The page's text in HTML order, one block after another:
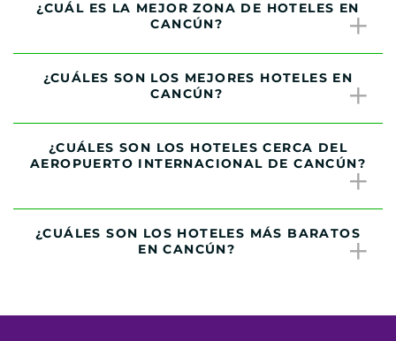
¿CUÁL ES LA MEJOR ZONA DE HOTELES EN
CANCÚN?
¿CUÁLES SON LOS MEJORES HOTELES EN
CANCÚN?
¿CUÁLES SON LOS HOTELES CERCA DEL
AEROPUERTO INTERNACIONAL DE CANCÚN?
¿CUÁLES SON LOS HOTELES MÁS BARATOS
EN CANCÚN?